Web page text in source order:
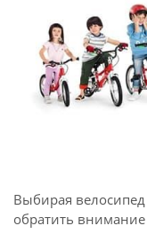
Выбирая
обратить